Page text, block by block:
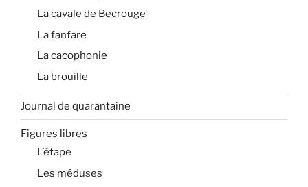
La cavale de Becrouge
La fanfare
La cacophonie
La brouille
Journal de quarantaine
Figures libres
L’étape
Les méduses